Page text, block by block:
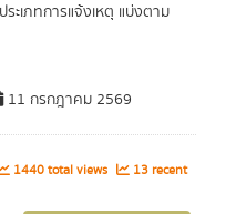
ะเภทการแจ้งเหตุ แบ่งตาม
11 กรกฎาคม 2569
1440 total views
13 recent